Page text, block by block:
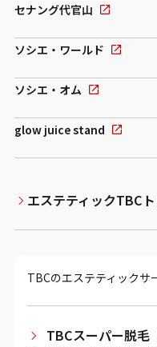
セナング代官山
ソシエ・ワールド
ソシエ・オム
glow juice stand
エステティックTBC
TBCのエステティックサ
TBCスーパー脱毛